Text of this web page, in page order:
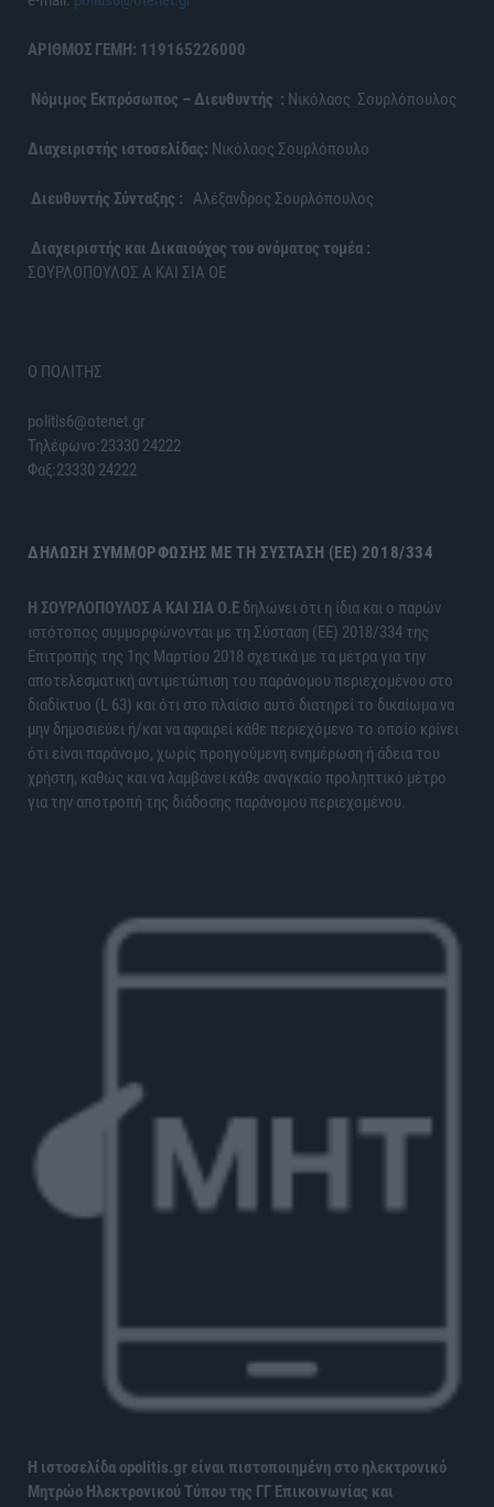
ΑΡΙΘΜΟΣ ΓΕΜΗ: 119165226000
Νόμιμος Εκπρόσωπος – Διευθυντής : Νικόλαος Σουρλόπουλος
Διαχειριστής ιστοσελίδας: Νικόλαος Σουρλόπουλο
Διευθυντής Σύνταξης : Αλέξανδρος Σουρλόπουλος
Διαχειριστής και Δικαιούχος του ονόματος τομέα :
ΣΟΥΡΛΟΠΟΥΛΟΣ Α ΚΑΙ ΣΙΑ ΟΕ
Ο ΠΟΛΙΤΗΣ
politis6@otenet.gr
Τηλέφωνο:23330 24222
Φαξ:23330 24222
ΔΉΛΩΣΗ ΣΥΜΜΌΡΦΩΣΗΣ ΜΕ ΤΗ ΣΎΣΤΑΣΗ (ΕΕ) 2018/334
H ΣΟΥΡΛΟΠΟΥΛΟΣ Α ΚΑΙ ΣΙΑ Ο.Ε δηλώνει ότι η ίδια και ο παρών
ιστότοπος συμμορφώνονται με τη Σύσταση (ΕΕ) 2018/334 της
Επιτροπής της 1ης Μαρτίου 2018 σχετικά με τα μέτρα για την
αποτελεσματική αντιμετώπιση του παράνομου περιεχομένου στο
διαδίκτυο (L 63) και ότι στο πλαίσιο αυτό διατηρεί το δικαίωμα να
μην δημοσιεύει ή/και να αφαιρεί κάθε περιεχόμενο το οποίο κρίνει
ότι είναι παράνομο, χωρίς προηγούμενη ενημέρωση ή άδεια του
χρήστη, καθώς και να λαμβάνει κάθε αναγκαίο προληπτικό μέτρο
για την αποτροπή της διάδοσης παράνομου περιεχομένου.
Η ιστοσελίδα opolitis.gr είναι πιστοποιημένη στο ηλεκτρονικό
Μητρώο Ηλεκτρονικού Τύπου της ΓΓ Επικοινωνίας και